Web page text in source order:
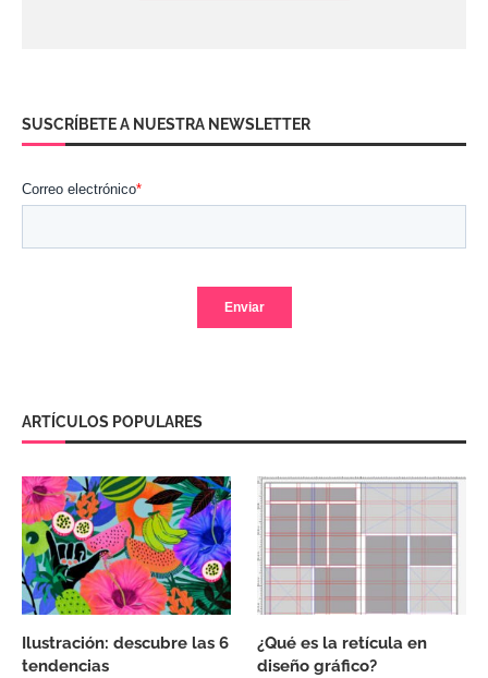
SUSCRÍBETE A NUESTRA NEWSLETTER
ARTÍCULOS POPULARES
Ilustración: descubre las 6
tendencias
¿Qué es la retícula en
diseño gráfico?